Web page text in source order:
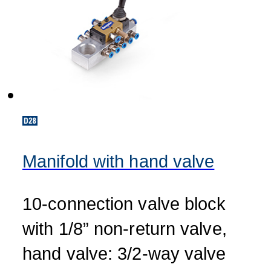
Manifold with hand valve
10-connection valve block
with 1/8” non-return valve,
hand valve: 3/2-way valve